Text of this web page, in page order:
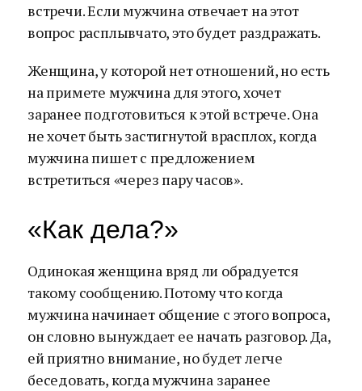
встречи. Если мужчина отвечает на этот
вопрос расплывчато, это будет раздражать.
Женщина, у которой нет отношений, но есть
на примете мужчина для этого, хочет
заранее подготовиться к этой встрече. Она
не хочет быть застигнутой врасплох, когда
мужчина пишет с предложением
встретиться «через пару часов».
«Как дела?»
Одинокая женщина вряд ли обрадуется
такому сообщению. Потому что когда
мужчина начинает общение с этого вопроса,
он словно вынуждает ее начать разговор. Да,
ей приятно внимание, но будет легче
беседовать, когда мужчина заранее